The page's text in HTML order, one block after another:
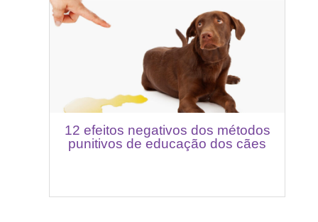
12 efeitos negativos dos métodos
punitivos de educação dos cães